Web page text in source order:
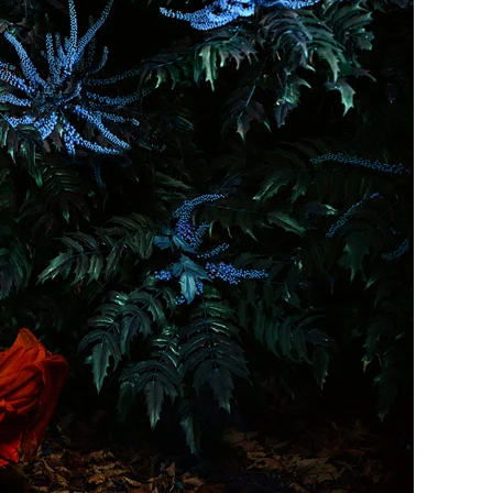
el marco
Pop Art
WhiteWall Design
Edition by Studio
Besau-Marguerre